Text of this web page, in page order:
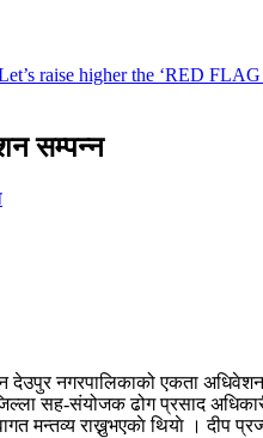
सम्पन्न
देउपुर नगरपालिकाको एकता
सह-संयोजक ढोग प्रसाद
मन्तव्य राख्नुभएकाे थियाे । दीप